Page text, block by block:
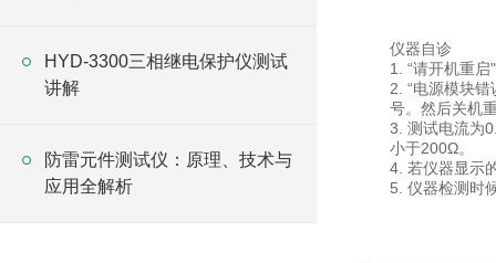
HYD-3300三相继电保护仪测试
讲解
防雷元件测试仪：原理、技术与
应用全解析
仪器自诊
1. “请开机重
2. “电源模块
号。然后关机
3. 测试电流为
小于200Ω。
4. 若仪器显示
5. 仪器检测时